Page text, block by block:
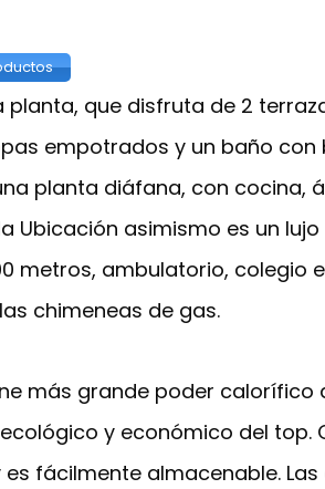
planta, que disfruta de 2
empotrados y un baño con
planta diáfana, con cocina,
Ubicación asimismo es un
metros, ambulatorio, colegio
chimeneas de gas.
más grande poder calorífico
y económico del
es fácilmente almacenable.